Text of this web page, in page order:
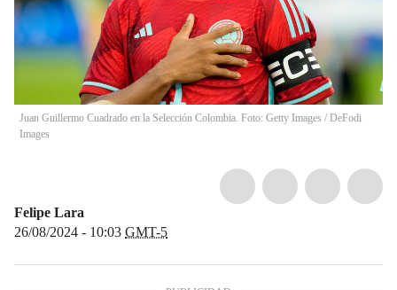
Juan Guillermo Cuadrado en la Selección Colombia. Foto: Getty Images / DeFodi
Images
Felipe Lara
26/08/2024 - 10:03 GMT-5